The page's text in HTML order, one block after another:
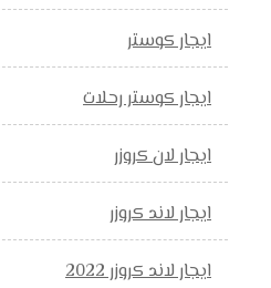
ايجار كوستر
ايجار كوستر رحلات
ايجار لان كروزر
ايجار لاند كروزر
ايجار لاند كروزر 2022